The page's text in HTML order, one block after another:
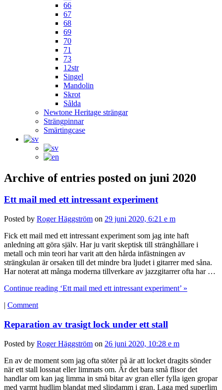
66
67
68
69
70
71
73
12str
Singel
Mandolin
Skrot
Sålda
Newtone Heritage strängar
Strängpinnar
Smärtingcase
Archive of entries posted on juni 2020
Ett mail med ett intressant experiment
Posted by Roger Häggström on 29 juni 2020, 6:21 e m
Fick ett mail med ett intressant experiment som jag inte haft
anledning att göra själv. Har ju varit skeptisk till stränghållare i
metall och min teori har varit att den hårda infästningen av
strängkulan är orsaken till det mindre bra ljudet i gitarrer med såna.
Har noterat att många moderna tillverkare av jazzgitarrer ofta har …
Continue reading ‘Ett mail med ett intressant experiment’ »
| Comment
Reparation av trasigt lock under ett stall
Posted by Roger Häggström on 26 juni 2020, 10:28 e m
En av de moment som jag ofta stöter på är att locket dragits sönder
när ett stall lossnat eller limmats om. Är det bara små flisor det
handlar om kan jag limma in små bitar av gran eller fylla igen gropar
med varmt hudlim blandat med slipdamm i gran. Laga med superlim